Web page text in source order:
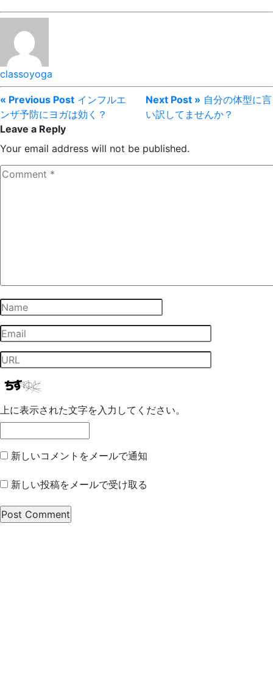
classoyoga
« Previous Post インフルエ
ンザ予防にヨガは効く？
Next Post » 自分の体型に言
い訳してませんか？
Leave a Reply
Your email address will not be published.
上に表示された文字を入力してください。
新しいコメントをメールで通知
新しい投稿をメールで受け取る